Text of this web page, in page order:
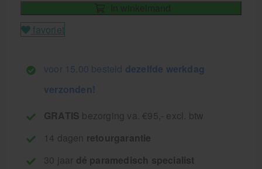
In winkelmand
favoriet
voor 15.00 besteld dezelfde werkdag
verzonden!
GRATIS bezorging va. €95,- excl. btw
14 dagen retourgarantie
30 jaar dé paramedisch specialist